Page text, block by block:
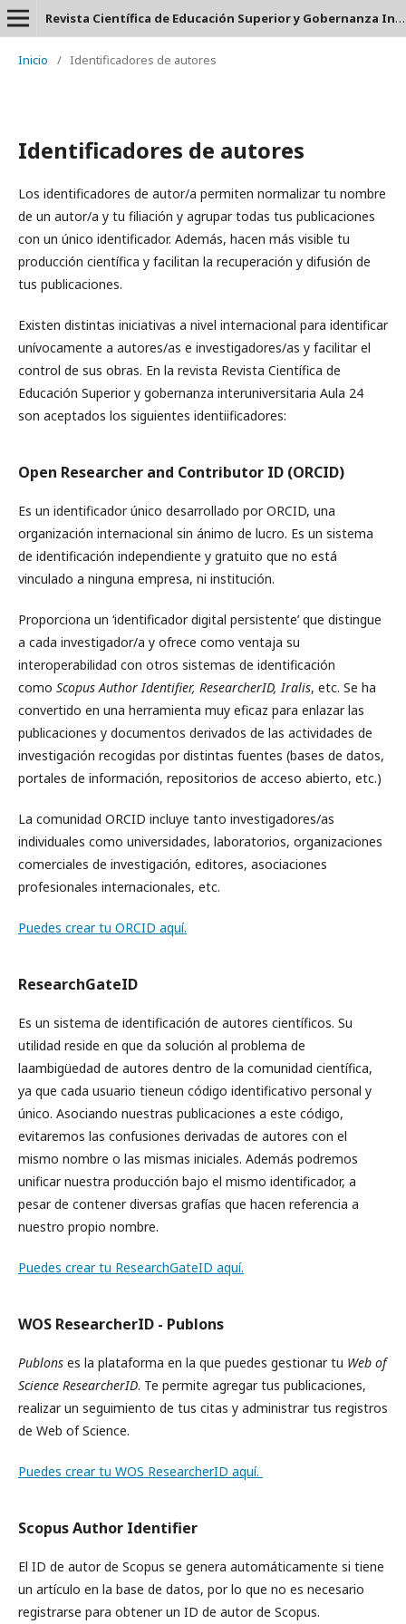
Revista Científica de Educación Superior y Gobernanza Interuniversitaria Aula 24 - ISSN: 2953-660X
Inicio / Identificadores de autores
Identificadores de autores
Los identificadores de autor/a permiten normalizar tu nombre
de un autor/a y tu filiación y agrupar todas tus publicaciones
con un único identificador. Además, hacen más visible tu
producción científica y facilitan la recuperación y difusión de
tus publicaciones.
Existen distintas iniciativas a nivel internacional para identificar
unívocamente a autores/as e investigadores/as y facilitar el
control de sus obras. En la revista Revista Científica de
Educación Superior y gobernanza interuniversitaria Aula 24
son aceptados los siguientes identiificadores:
Open Researcher and Contributor ID (ORCID)
Es un identificador único desarrollado por ORCID, una
organización internacional sin ánimo de lucro. Es un sistema
de identificación independiente y gratuito que no está
vinculado a ninguna empresa, ni institución.
Proporciona un ‘identificador digital persistente’ que distingue
a cada investigador/a y ofrece como ventaja su
interoperabilidad con otros sistemas de identificación
como Scopus Author Identifier, ResearcherID, Iralis, etc. Se ha
convertido en una herramienta muy eficaz para enlazar las
publicaciones y documentos derivados de las actividades de
investigación recogidas por distintas fuentes (bases de datos,
portales de información, repositorios de acceso abierto, etc.)
La comunidad ORCID incluye tanto investigadores/as
individuales como universidades, laboratorios, organizaciones
comerciales de investigación, editores, asociaciones
profesionales internacionales, etc.
Puedes crear tu ORCID aquí.
ResearchGateID
Es un sistema de identificación de autores científicos. Su
utilidad reside en que da solución al problema de
laambigüedad de autores dentro de la comunidad científica,
ya que cada usuario tieneun código identificativo personal y
único. Asociando nuestras publicaciones a este código,
evitaremos las confusiones derivadas de autores con el
mismo nombre o las mismas iniciales. Además podremos
unificar nuestra producción bajo el mismo identificador, a
pesar de contener diversas grafías que hacen referencia a
nuestro propio nombre.
Puedes crear tu ResearchGateID aquí.
WOS ResearcherID - Publons
Publons es la plataforma en la que puedes gestionar tu Web of
Science ResearcherID. Te permite agregar tus publicaciones,
realizar un seguimiento de tus citas y administrar tus registros
de Web of Science.
Puedes crear tu WOS ResearcherID aquí.
Scopus Author Identifier
El ID de autor de Scopus se genera automáticamente si tiene
un artículo en la base de datos, por lo que no es necesario
registrarse para obtener un ID de autor de Scopus.